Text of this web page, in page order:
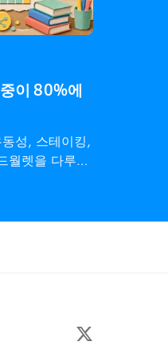
이 80%에
성, 스테이킹,
월렛을 다루는